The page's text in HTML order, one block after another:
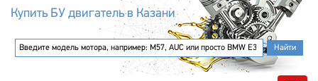
Купить БУ двигатель в Казани